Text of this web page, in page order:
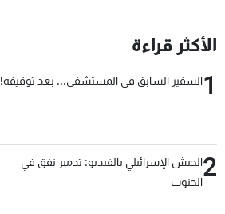
الأكثر قراءة
1السفير السابق في المستشفى... بعد توقيفه!
2الجيش الإسرائيلي بالفيديو: تدمير نفق في
الجنوب